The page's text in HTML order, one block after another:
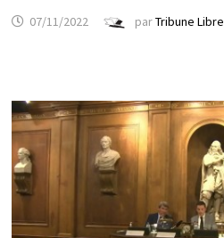
07/11/2022 parTribune Libre